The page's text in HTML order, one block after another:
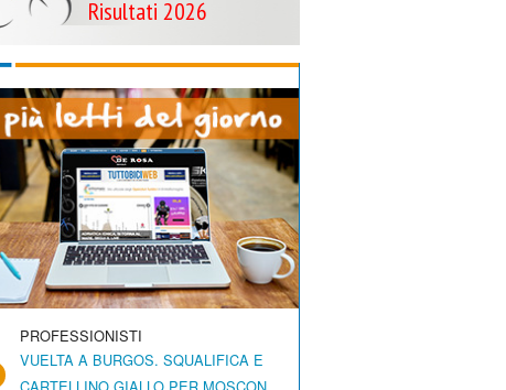
Risultati 2026
PROFESSIONISTI
VUELTA A BURGOS. SQUALIFICA E